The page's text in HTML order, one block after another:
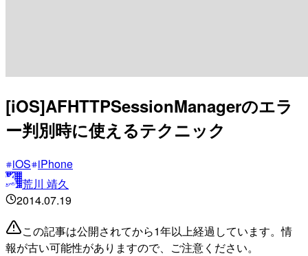
[iOS]AFHTTPSessionManagerのエラ
ー判別時に使えるテクニック
iOS iPhone
荒川 靖久
2014.07.19
この記事は公開されてから1年以上経過しています。情
報が古い可能性がありますので、ご注意ください。